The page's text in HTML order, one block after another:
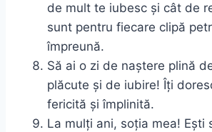
de mult te iubesc și cât de
sunt pentru fiecare clipă
împreună.
Să ai o zi de naștere plină
plăcute și de iubire! Îți
fericită și împlinită.
La mulți ani, soția mea! Ești